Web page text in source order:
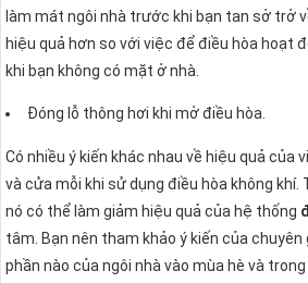
làm mát ngôi nhà trước khi bạn tan sở trở
hiệu quả hơn so với việc để điều hòa hoạt
khi bạn không có mặt ở nhà.
Đóng lỗ thông hơi khi mở điều hòa.
Có nhiều ý kiến khác nhau về hiệu quả của
và cửa mỗi khi sử dụng điều hòa không khí.
nó có thể làm giảm hiệu quả của hệ thống
tâm. Bạn nên tham khảo ý kiến của
phần nào của ngôi nhà vào mùa hè và